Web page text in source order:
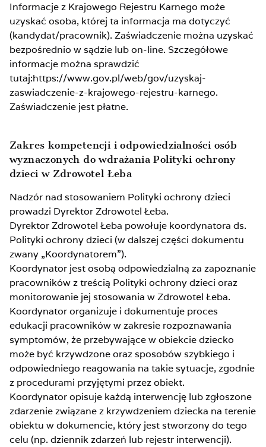
Informacje z Krajowego Rejestru Karnego może
uzyskać osoba, której ta informacja ma dotyczyć
(kandydat/pracownik). Zaświadczenie można uzyskać
bezpośrednio w sądzie lub on-line. Szczegółowe
informacje można sprawdzić
tutaj:https://www.gov.pl/web/gov/uzyskaj-
zaswiadczenie-z-krajowego-rejestru-karnego.
Zaświadczenie jest płatne.
Zakres kompetencji i odpowiedzialności osób
wyznaczonych do wdrażania Polityki ochrony
dzieci w Zdrowotel Łeba
Nadzór nad stosowaniem Polityki ochrony dzieci
prowadzi Dyrektor Zdrowotel Łeba.
Dyrektor Zdrowotel Łeba powołuje koordynatora ds.
Polityki ochrony dzieci (w dalszej części dokumentu
zwany „Koordynatorem”).
Koordynator jest osobą odpowiedzialną za zapoznanie
pracowników z treścią Polityki ochrony dzieci oraz
monitorowanie jej stosowania w Zdrowotel Łeba.
Koordynator organizuje i dokumentuje proces
edukacji pracowników w zakresie rozpoznawania
symptomów, że przebywające w obiekcie dziecko
może być krzywdzone oraz sposobów szybkiego i
odpowiedniego reagowania na takie sytuacje, zgodnie
z procedurami przyjętymi przez obiekt.
Koordynator opisuje każdą interwencję lub zgłoszone
zdarzenie związane z krzywdzeniem dziecka na terenie
obiektu w dokumencie, który jest stworzony do tego
celu (np. dziennik zdarzeń lub rejestr interwencji).